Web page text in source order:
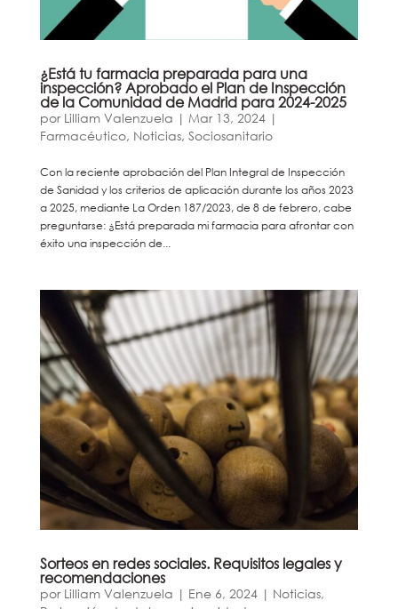
¿Está tu farmacia preparada para una
inspección? Aprobado el Plan de Inspección
de la Comunidad de Madrid para 2024-2025
por Lilliam Valenzuela | Mar 13, 2024|
Farmacéutico, Noticias, Sociosanitario
Con la reciente aprobación del Plan Integral de Inspección
de Sanidad y los criterios de aplicación durante los años 2023
a 2025, mediante La Orden 187/2023, de 8 de febrero, cabe
preguntarse: ¿Está preparada mi farmacia para afrontar con
éxito una inspección de...
Sorteos en redes sociales. Requisitos legales y
recomendaciones
por Lilliam Valenzuela | Ene 6, 2024| Noticias,